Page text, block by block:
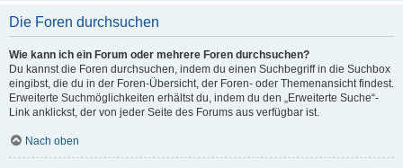
Die Foren durchsuchen
Wie kann ich ein Forum oder mehrere Foren durchsuchen?
Du kannst die Foren durchsuchen, indem du einen Suchbegriff in die Suchbox
eingibst, die du in der Foren-Übersicht, der Foren- oder Themenansicht findest.
Erweiterte Suchmöglichkeiten erhältst du, indem du den „Erweiterte Suche“-
Link anklickst, der von jeder Seite des Forums aus verfügbar ist.
Nach oben